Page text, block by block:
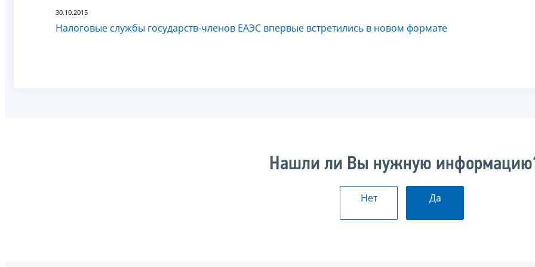
30.10.2015
Налоговые службы государств-членов ЕАЭС впервые встретились в новом формате
Нашли ли Вы нужную
Нет Да